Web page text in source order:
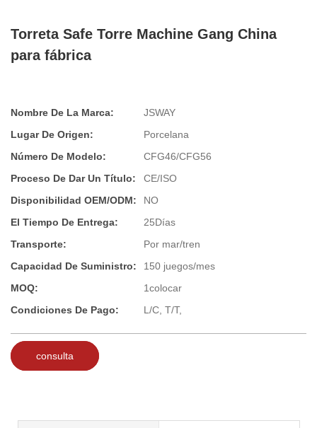
Torreta Safe Torre Machine Gang China
para fábrica
Nombre De La Marca:
JSWAY
Lugar De Origen:
Porcelana
Número De Modelo:
CFG46/CFG56
Proceso De Dar Un Título:
CE/ISO
Disponibilidad OEM/ODM:
NO
El Tiempo De Entrega:
25Días
Transporte:
Por mar/tren
Capacidad De Suministro:
150 juegos/mes
MOQ:
1colocar
Condiciones De Pago:
L/C, T/T,
consulta